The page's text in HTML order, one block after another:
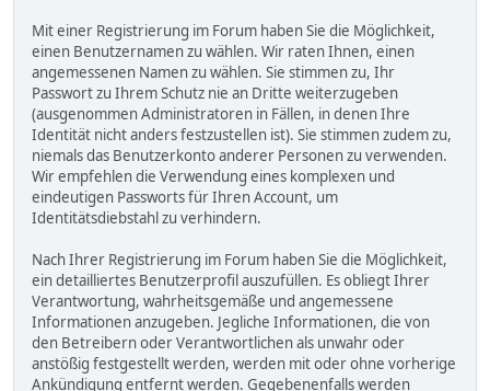
Mit einer Registrierung im Forum haben Sie die Möglichkeit,
einen Benutzernamen zu wählen. Wir raten Ihnen, einen
angemessenen Namen zu wählen. Sie stimmen zu, Ihr
Passwort zu Ihrem Schutz nie an Dritte weiterzugeben
(ausgenommen Administratoren in Fällen, in denen Ihre
Identität nicht anders festzustellen ist). Sie stimmen zudem zu,
niemals das Benutzerkonto anderer Personen zu verwenden.
Wir empfehlen die Verwendung eines komplexen und
eindeutigen Passworts für Ihren Account, um
Identitätsdiebstahl zu verhindern.
Nach Ihrer Registrierung im Forum haben Sie die Möglichkeit,
ein detailliertes Benutzerprofil auszufüllen. Es obliegt Ihrer
Verantwortung, wahrheitsgemäße und angemessene
Informationen anzugeben. Jegliche Informationen, die von
den Betreibern oder Verantwortlichen als unwahr oder
anstößig festgestellt werden, werden mit oder ohne vorherige
Ankündigung entfernt werden. Gegebenenfalls werden